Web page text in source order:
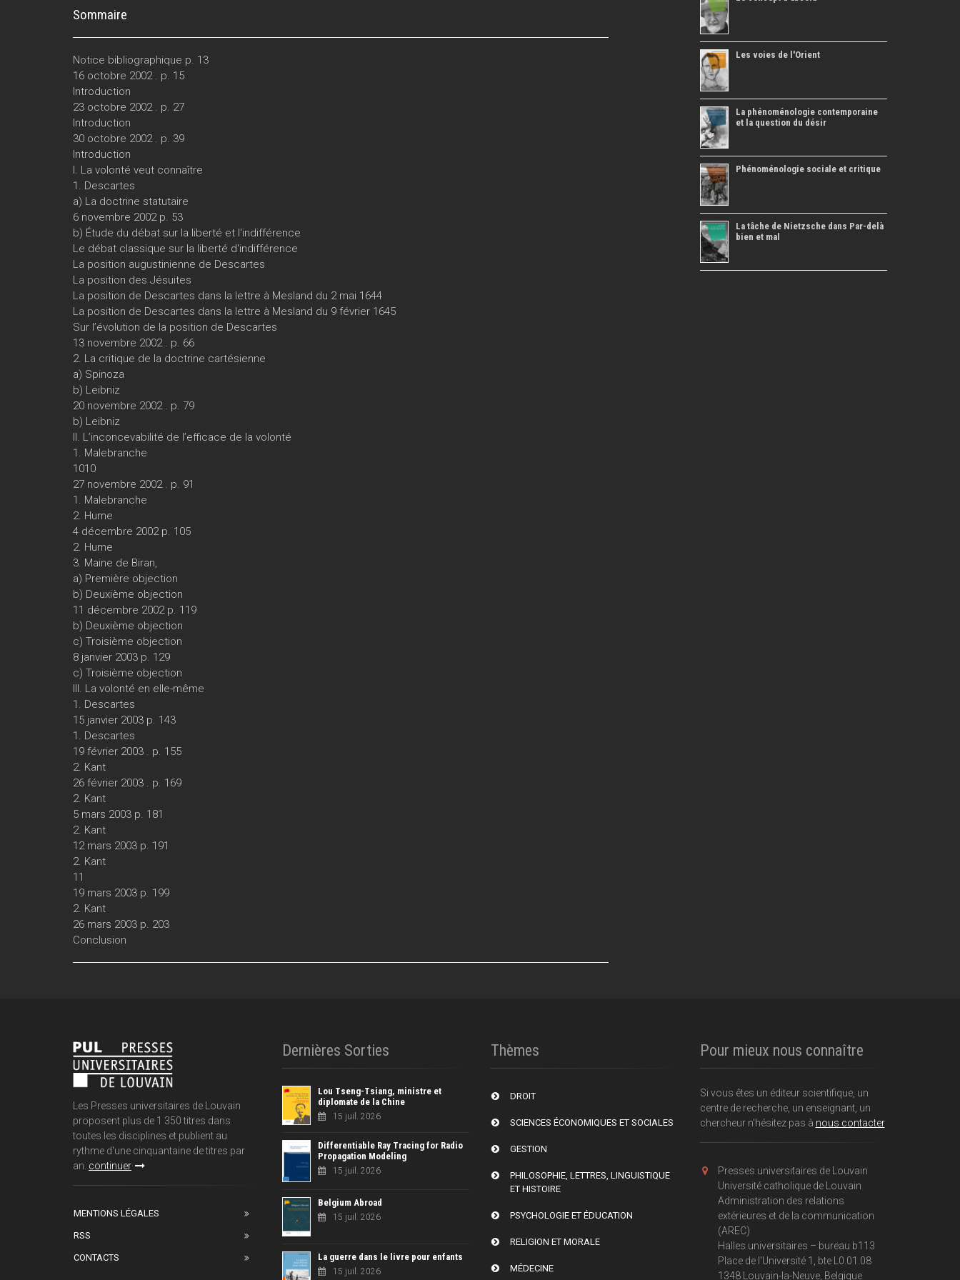
Sommaire
Notice bibliographique p. 13
16 octobre 2002 . p. 15
Introduction
23 octobre 2002 . p. 27
Introduction
30 octobre 2002 . p. 39
Introduction
I. La volonté veut connaître
1. Descartes
a) La doctrine statutaire
6 novembre 2002 p. 53
b) Étude du débat sur la liberté et l'indifférence
Le débat classique sur la liberté d'indifférence
La position augustinienne de Descartes
La position des Jésuites
La position de Descartes dans la lettre à Mesland du 2 mai 1644
La position de Descartes dans la lettre à Mesland du 9 février 1645
Sur l’évolution de la position de Descartes
13 novembre 2002 . p. 66
2. La critique de la doctrine cartésienne
a) Spinoza
b) Leibniz
20 novembre 2002 . p. 79
b) Leibniz
II. L’inconcevabilité de l’efficace de la volonté
1. Malebranche
1010
27 novembre 2002 . p. 91
1. Malebranche
2. Hume
4 décembre 2002 p. 105
2. Hume
3. Maine de Biran,
a) Première objection
b) Deuxième objection
11 décembre 2002 p. 119
b) Deuxième objection
c) Troisième objection
8 janvier 2003 p. 129
c) Troisième objection
III. La volonté en elle-même
1. Descartes
15 janvier 2003 p. 143
1. Descartes
19 février 2003 . p. 155
2. Kant
26 février 2003 . p. 169
2. Kant
5 mars 2003 p. 181
2. Kant
12 mars 2003 p. 191
2. Kant
11
19 mars 2003 p. 199
2. Kant
26 mars 2003 p. 203
Conclusion
Les voies de l'Orient
La phénoménologie contemporaine
et la question du désir
Phénoménologie sociale et critique
La tâche de Nietzsche dans Par-delà
bien et mal
Les Presses universitaires de Louvain
proposent plus de 1 350 titres dans
toutes les disciplines et publient au
rythme d'une cinquantaine de titres par
an. continuer
MENTIONS LÉGALES
RSS
CONTACTS
Dernières Sorties
Lou Tseng-Tsiang, ministre et
diplomate de la Chine
15 juil. 2026
Differentiable Ray Tracing for Radio
Propagation Modeling
15 juil. 2026
Belgium Abroad
15 juil. 2026
La guerre dans le livre pour enfants
15 juil. 2026
Thèmes
DROIT
SCIENCES ÉCONOMIQUES ET SOCIALES
GESTION
PHILOSOPHIE, LETTRES, LINGUISTIQUE
ET HISTOIRE
PSYCHOLOGIE ET ÉDUCATION
RELIGION ET MORALE
MÉDECINE
Pour mieux nous connaître
Si vous êtes un éditeur scientifique, un
centre de recherche, un enseignant, un
chercheur n'hésitez pas à nous contacter
Presses universitaires de Louvain
Université catholique de Louvain
Administration des relations
extérieures et de la communication
(AREC)
Halles universitaires – bureau b113
Place de l'Université 1, bte L0.01.08
1348 Louvain-la-Neuve, Belgique